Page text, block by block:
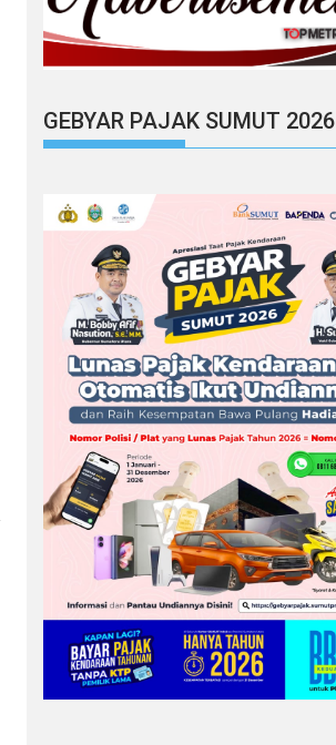
GEBYAR PAJAK SUMUT 2026